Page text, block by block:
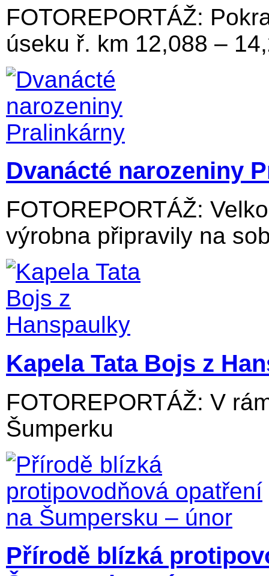
FOTOREPORTÁŽ:
úseku ř. km 12,088 –
Dvanácté narozeniny
FOTOREPORTÁŽ:
výrobna připravily na
Kapela Tata Bojs z
FOTOREPORTÁŽ: V
Šumperku
Přírodě blízká